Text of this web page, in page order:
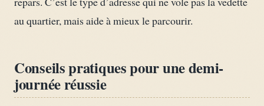
au quartier, mais aide à mieux le parcourir.
Conseils pratiques pour une demi-
journée réussie